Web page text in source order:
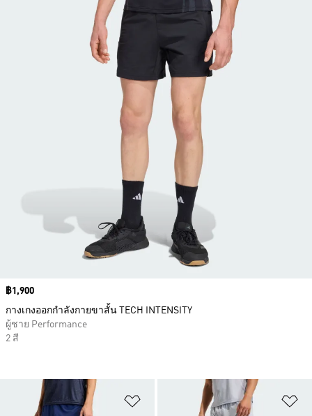
เพิ่มไปยังรายการสินค้าโปรด
Price
฿1,900
กางเกงออกกำลังกายขาสั้น TECH INTENSITY
ผู้ชาย Performance
2 สี